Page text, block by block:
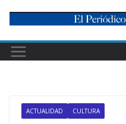
content
ACTUALIDAD CULTURA